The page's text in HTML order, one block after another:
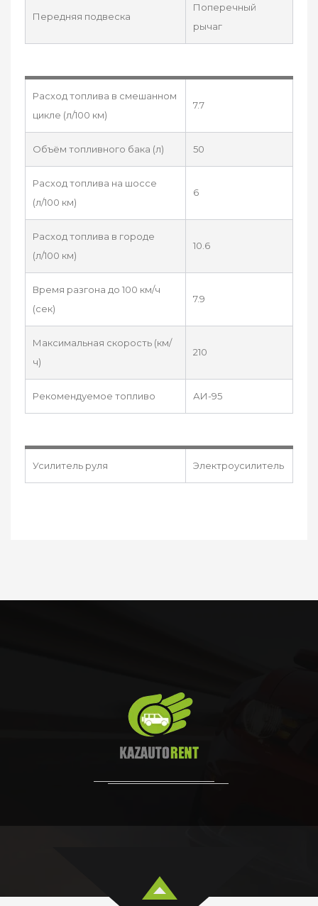
Передняя подвеска
Поперечный
рычаг
Расход топлива в смешанном
цикле (л/100 км)
7.7
Объём топливного бака (л) 50
Расход топлива на шоссе
(л/100 км)
6
Расход топлива в городе
(л/100 км)
10.6
Время разгона до 100 км/ч
(сек)
7.9
Максимальная скорость (км/
ч)
210
Рекомендуемое топливо АИ-95
Усилитель руля Электроусилитель